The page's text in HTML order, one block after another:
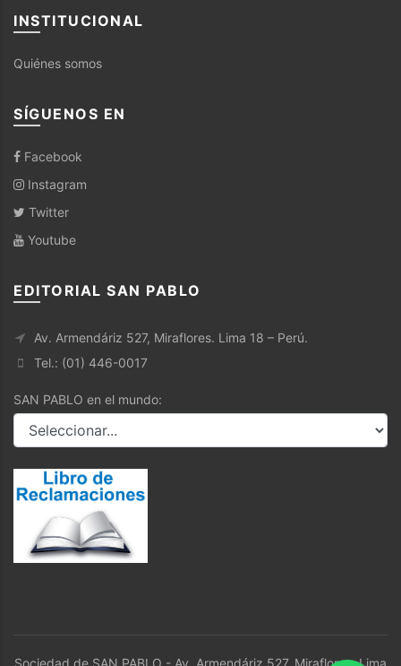
INSTITUCIONAL
Quiénes somos
SÍGUENOS EN
Facebook
Instagram
Twitter
Youtube
EDITORIAL SAN PABLO
Av. Armendáriz 527, Miraflores. Lima 18 – Perú.
Tel.: (01) 446-0017
SAN PABLO en el mundo:
Sociedad de SAN PABLO - Av. Armendáriz 527, Miraflores. Lima